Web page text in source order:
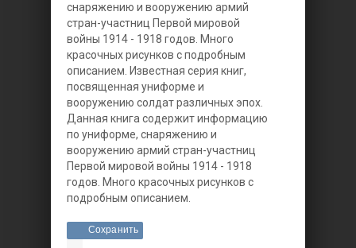
снаряжению и вооружению армий
стран-участниц Первой мировой
войны 1914 - 1918 годов. Много
красочных рисунков с подробным
описанием. Известная серия книг,
посвященная униформе и
вооружению солдат различных эпох.
Данная книга содержит информацию
по униформе, снаряжению и
вооружению армий стран-участниц
Первой мировой войны 1914 - 1918
годов. Много красочных рисунков с
подробным описанием.
Сохранить